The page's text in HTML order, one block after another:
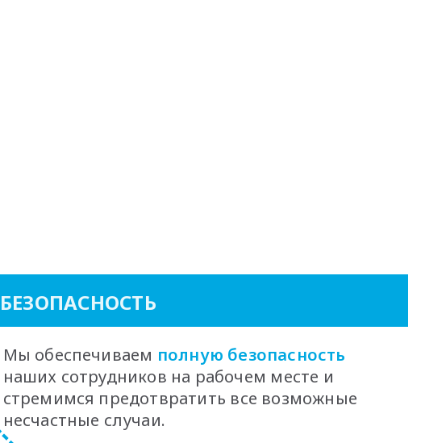
БЕЗОПАСНОСТЬ
Мы обеспечиваем полную безопасность
наших сотрудников на рабочем месте и
стремимся предотвратить все возможные
несчастные случаи.